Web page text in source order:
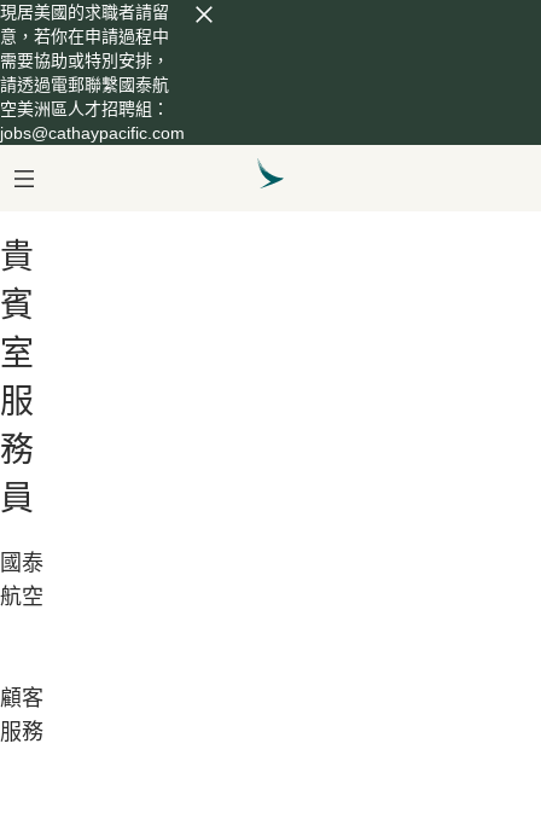
現居美國的求職者請留
意，若你在申請過程中
需要協助或特別安排，
請透過電郵聯繫國泰航
空美洲區人才招聘組：
jobs@cathaypacific.com
貴
賓
室
服
務
員
國泰
航空
顧客
服務